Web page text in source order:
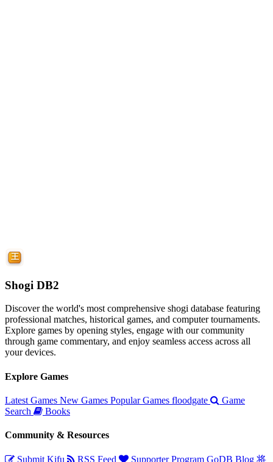
Shogi DB2
Discover the world's most comprehensive shogi database featuring
professional matches, historical games, and computer tournaments.
Explore games by opening styles, engage with our community
through game commentary, and enjoy seamless access across all
your devices.
Explore Games
Latest Games New Games Popular Games floodgate
Game
Search
Books
Community & Resources
Submit Kifu RSS Feed Supporter Program GoDB Blog 将